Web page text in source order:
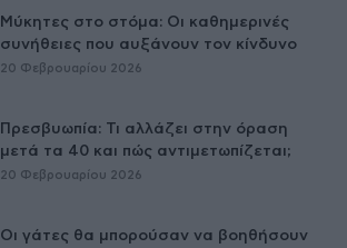
Μύκητες στο στόμα: Οι καθημερινές
συνήθειες που αυξάνουν τον κίνδυνο
20 Φεβρουαρίου 2026
Πρεσβυωπία: Τι αλλάζει στην όραση
μετά τα 40 και πώς αντιμετωπίζεται;
20 Φεβρουαρίου 2026
Οι γάτες θα μπορούσαν να βοηθήσουν